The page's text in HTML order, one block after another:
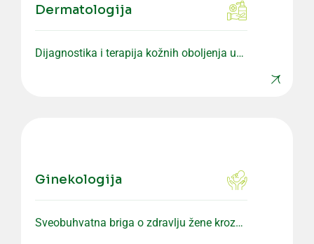
Dermatologija
Dijagnostika i terapija kožnih oboljenja uz
Ginekologija
Sveobuhvatna briga o zdravlju žene kroz